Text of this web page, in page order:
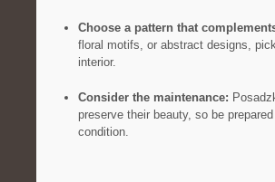
Choose a pattern that
floral motifs, ⁣or abstract designs,
interior.
Consider the maintenance:
preserve their beauty, so be
condition.